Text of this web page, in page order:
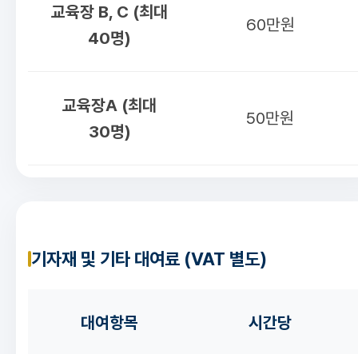
교육장 B, C (최대
40명)
60만원
교육장A (최대
30명)
50만원
기자재 및 기타 대여료 (VAT 별도)
대여항목 시간당